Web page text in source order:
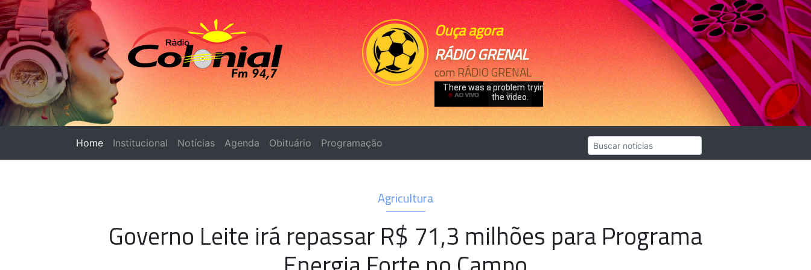
Ouça agora
RÁDIO GRENAL
com RÁDIO GRENAL
Home (página atual)
Institucional Notícias Agenda Obituário Programação
Agricultura
Governo Leite irá repassar R$ 71,3 milhões para Programa